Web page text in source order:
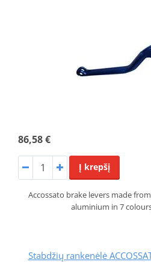
86,58 €
Į krepšį
Accossato brake levers made
aluminium in 7
Stabdžių rankenėlė